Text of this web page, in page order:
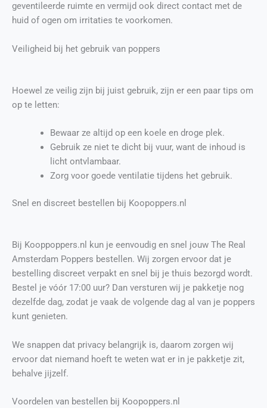
geventileerde ruimte en vermijd ook direct contact met de
huid of ogen om irritaties te voorkomen.
Veiligheid bij het gebruik van poppers
Hoewel ze veilig zijn bij juist gebruik, zijn er een paar tips om
op te letten:
Bewaar ze altijd op een koele en droge plek.
Gebruik ze niet te dicht bij vuur, want de inhoud is
licht ontvlambaar.
Zorg voor goede ventilatie tijdens het gebruik.
Snel en discreet bestellen bij Koopoppers.nl
Bij Kooppoppers.nl kun je eenvoudig en snel jouw The Real
Amsterdam Poppers bestellen. Wij zorgen ervoor dat je
bestelling discreet verpakt en snel bij je thuis bezorgd wordt.
Bestel je vóór 17:00 uur? Dan versturen wij je pakketje nog
dezelfde dag, zodat je vaak de volgende dag al van je poppers
kunt genieten.
We snappen dat privacy belangrijk is, daarom zorgen wij
ervoor dat niemand hoeft te weten wat er in je pakketje zit,
behalve jijzelf.
Voordelen van bestellen bij Koopoppers.nl